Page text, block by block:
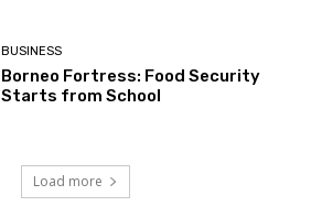
BUSINESS
Borneo Fortress: Food Security
Starts from School
Load more